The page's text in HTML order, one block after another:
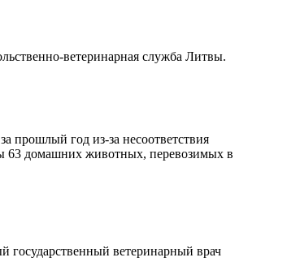
ветеринарная служба Литвы.
прошлый год из-за несоответствия
63 домашних животных, перевозимых в
государственный ветеринарный врач